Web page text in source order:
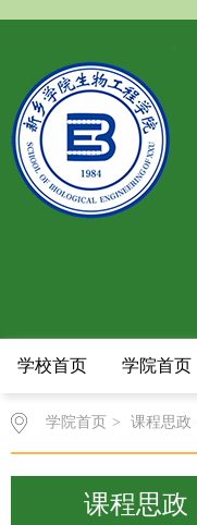
学校首页 学院首页
学院首页 > 课程思政
课程思政